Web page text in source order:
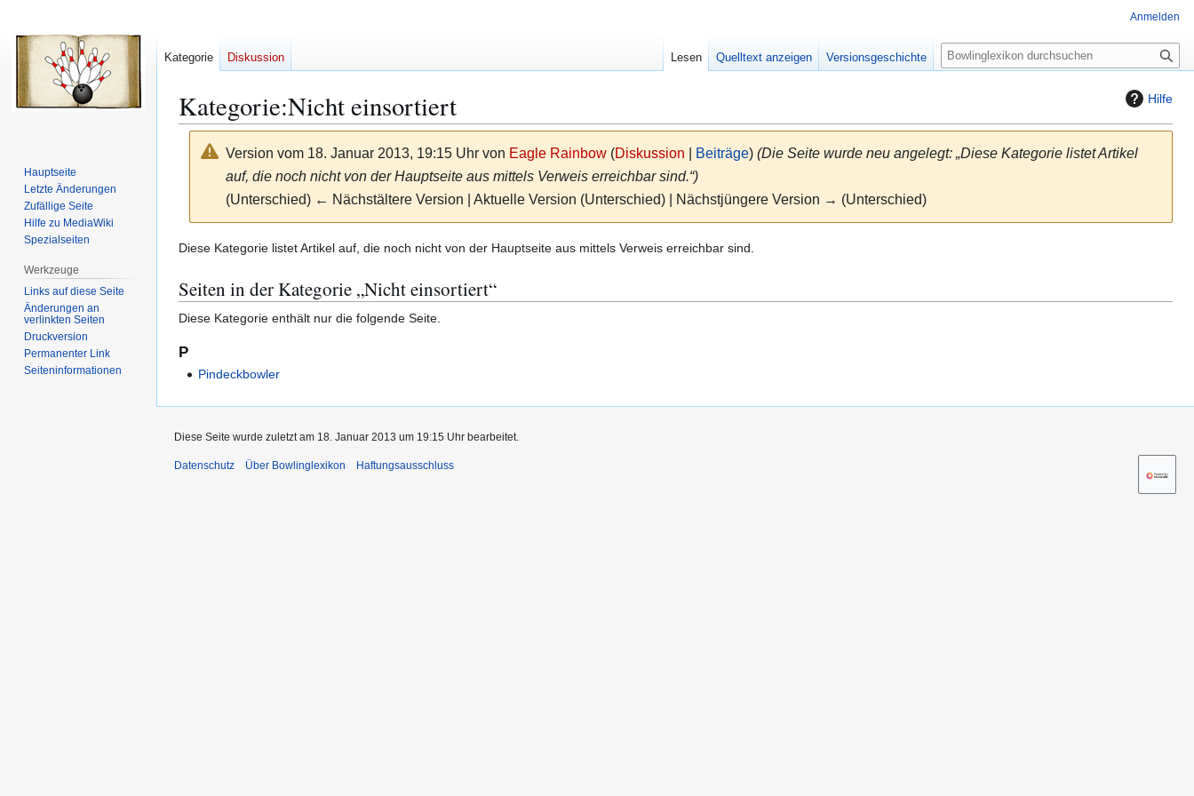
Hilfe
Kategorie:Nicht einsortiert
Version vom 18. Januar 2013, 19:15 Uhr von Eagle Rainbow (Diskussion Beiträge) (Die Seite wurde neu angelegt: „Diese Kategorie listet Artikel
auf, die noch nicht von der Hauptseite aus mittels Verweis erreichbar sind.“)
(Unterschied) ← Nächstältere Version | Aktuelle Version (Unterschied) | Nächstjüngere Version → (Unterschied)
Zur
springen
Zur
springen
Diese Kategorie listet Artikel auf, die noch nicht von der Hauptseite aus mittels Verweis erreichbar sind.
Seiten in der Kategorie „Nicht einsortiert“
Diese Kategorie enthält nur die folgende Seite.
P
Pindeckbowler
Anmelden
Kategorie Diskussion Lesen Quelltext anzeigen Versionsgeschichte
S
u
e
Hauptseite
Letzte Änderungen
Zufällige Seite
Hilfe zu MediaWiki
Spezialseiten
Werkzeuge
Links auf diese Seite
Änderungen an
verlinkten Seiten
Druckversion
Permanenter Link
Seiten­­informationen
Diese Seite wurde zuletzt am 18. Januar 2013 um 19:15 Uhr bearbeitet.
Datenschutz Über Bowlinglexikon Haftungsausschluss